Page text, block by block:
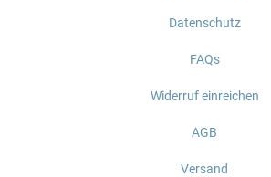
Datenschutz
FAQs
Widerruf einreichen
AGB
Versand